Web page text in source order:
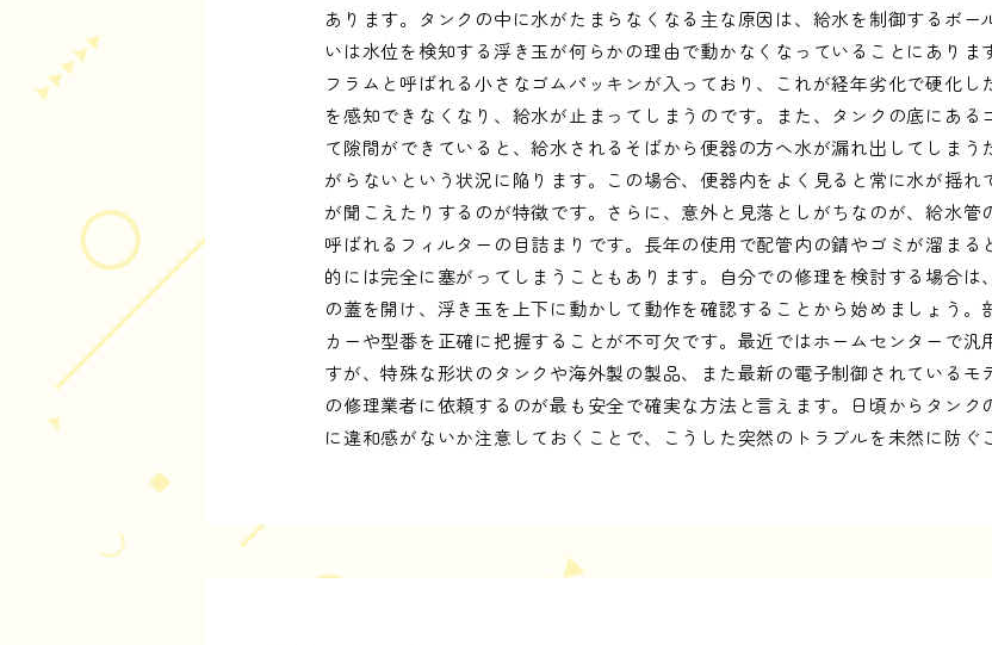
あります。タンクの中に水がたまらなくなる主な原因は、給水を制御するボー
いは水位を検知する浮き玉が何らかの理由で動かなくなっていることにありま
フラムと呼ばれる小さなゴムパッキンが入っており、これが経年劣化で硬化
を感知できなくなり、給水が止まってしまうのです。また、タンクの底にある
て隙間ができていると、給水されるそばから便器の方へ水が漏れ出してしまう
がらないという状況に陥ります。この場合、便器内をよく見ると常に水が揺
が聞こえたりするのが特徴です。さらに、意外と見落としがちなのが、給水管
呼ばれるフィルターの目詰まりです。長年の使用で配管内の錆やゴミが溜ま
的には完全に塞がってしまうこともあります。自分での修理を検討する場合は
の蓋を開け、浮き玉を上下に動かして動作を確認することから始めましょう。
カーや型番を正確に把握することが不可欠です。最近ではホームセンターで汎
すが、特殊な形状のタンクや海外製の製品、また最新の電子制御されているモ
の修理業者に依頼するのが最も安全で確実な方法と言えます。日頃からタンク
に違和感がないか注意しておくことで、こうした突然のトラブルを未然に防ぐ